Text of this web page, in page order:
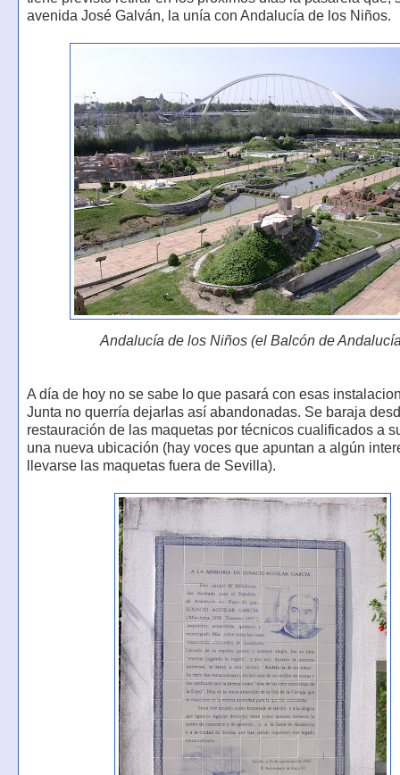
avenida José Galván, la unía con Andalucía de los Niños.
Andalucía de los Niños (el Balcón de
A día de hoy no se sabe lo que pasará con esas
Junta no querría dejarlas así abandonadas. Se baraja
restauración de las maquetas por técnicos cualificados a
una nueva ubicación (hay voces que apuntan a algún
llevarse las maquetas fuera de Sevilla).